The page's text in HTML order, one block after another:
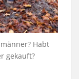
Habt
gekauft?